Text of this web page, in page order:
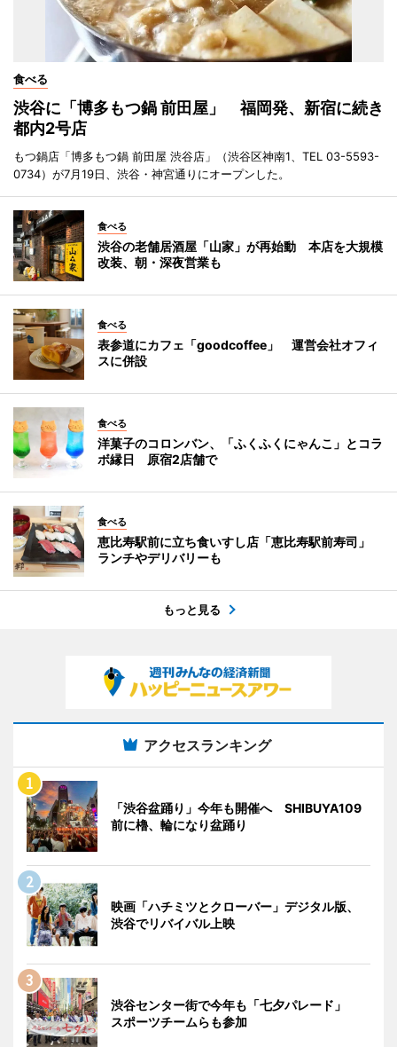
食べる
渋谷に「博多もつ鍋 前田屋」 福岡発、新宿に続き
都内2号店
もつ鍋店「博多もつ鍋 前田屋 渋谷店」（渋谷区神南1、TEL 03-5593-
0734）が7月19日、渋谷・神宮通りにオープンした。
食べる
渋谷の老舗居酒屋「山家」が再始動 本店を大規模
改装、朝・深夜営業も
食べる
表参道にカフェ「goodcoffee」 運営会社オフィ
スに併設
食べる
洋菓子のコロンバン、「ふくふくにゃんこ」とコラ
ボ縁日 原宿2店舗で
食べる
恵比寿駅前に立ち食いすし店「恵比寿駅前寿司」
ランチやデリバリーも
もっと見る
アクセスランキング
「渋谷盆踊り」今年も開催へ SHIBUYA109
前に櫓、輪になり盆踊り
映画「ハチミツとクローバー」デジタル版、
渋谷でリバイバル上映
渋谷センター街で今年も「七夕パレード」
スポーツチームらも参加